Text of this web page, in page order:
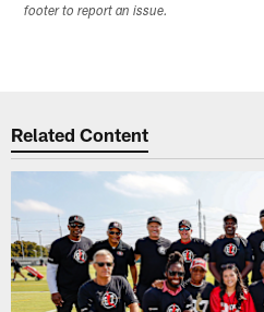
footer to report an issue.
Related Content